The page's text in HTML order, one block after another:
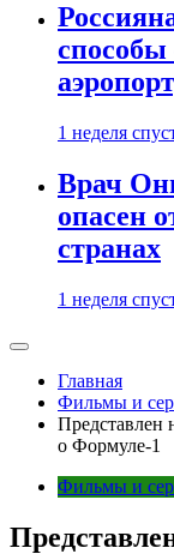
способы
1 неделя
Врач
опасен
странах
1 неделя
Главная
Фильмы и
Представлен
о Формуле-1
Фильмы и